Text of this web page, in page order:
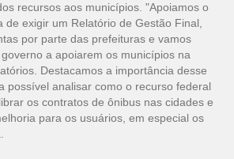
recursos aos municípios. "Apoiamos o
de exigir um Relatório de Gestão Final,
por parte das prefeituras e vamos
a apoiarem os municípios na
Destacamos a importância desse
possível analisar como o recurso federal
os contratos de ônibus nas cidades e
para os usuários, em especial os